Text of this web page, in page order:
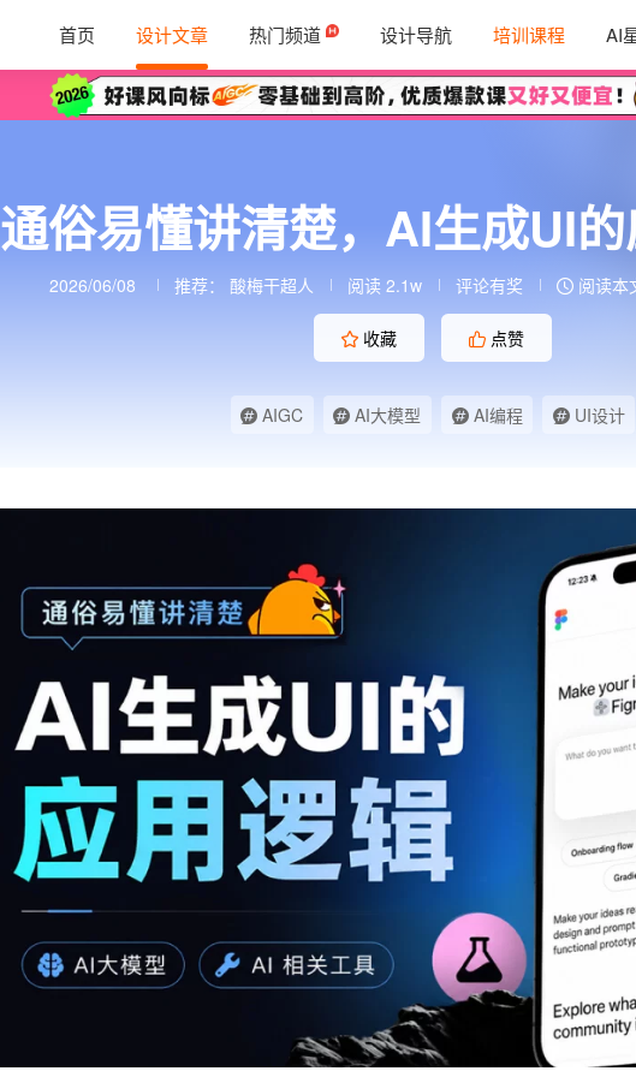
首页 设计文章 热门频道 设计导航 培训课程 AI
通俗易懂讲清楚，AI生成UI的
2026/06/08 推荐： 酸梅干超人 阅读 2.1w 评论有奖 阅读本
收藏 点赞
AIGC AI大模型 AI编程 UI设计